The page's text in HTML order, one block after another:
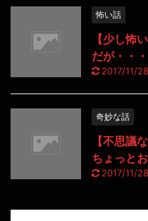
怖い話
【少し怖
だが・・・
2017/11/28
奇妙な話
【不思議
ちょっと
2017/11/28